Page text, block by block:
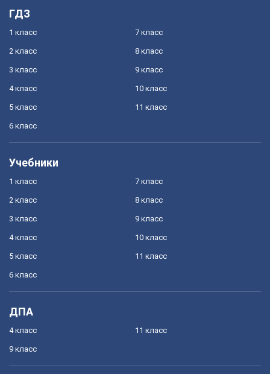
ГДЗ
1 класс
2 класс
3 класс
4 класс
5 класс
6 класс
7 класс
8 класс
9 класс
10 класс
11 класс
Учебники
1 класс
2 класс
3 класс
4 класс
5 класс
6 класс
7 класс
8 класс
9 класс
10 класс
11 класс
ДПА
4 класс
9 класс
11 класс